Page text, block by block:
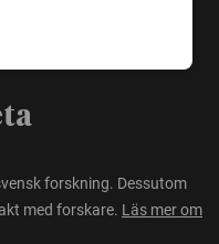
forskning. Dessutom
med forskare. Läs mer om